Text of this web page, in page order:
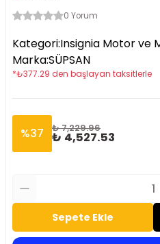
0 Yorum
Kategori:Insignia Motor ve
Marka:SÜPSAN
*₺377.29 den başlayan taksitlerle
%37 ₺ 7,229.96
₺ 4,527.53
Sepete Ekle